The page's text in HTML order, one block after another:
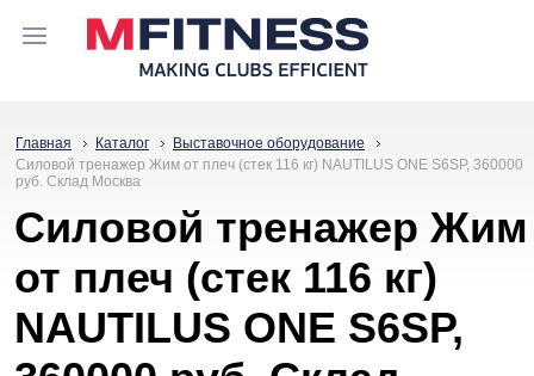
Главная Каталог
Выставочное оборудование
Силовой тренажер Жим от плеч (стек 116 кг) NAUTILUS ONE S6SP, 360000
руб. Склад Москва
Силовой тренажер Жим
от плеч (стек 116 кг)
NAUTILUS ONE S6SP,